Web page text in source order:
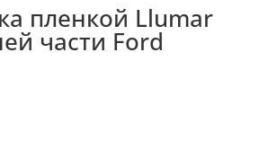
пленкой Llumar
части Ford